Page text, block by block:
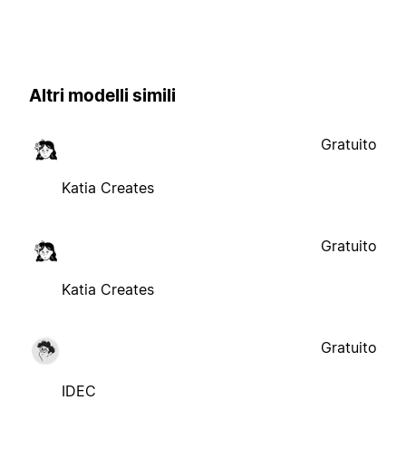
Altri modelli simili
Katia Creates
Gratuito
Katia Creates
Gratuito
IDEC
Gratuito